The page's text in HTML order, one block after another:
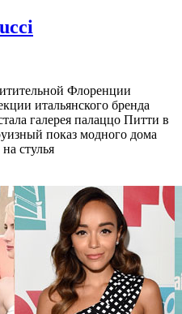
Флоренции
итальянского бренда
галерея палаццо Питти в
показ модного дома
стулья